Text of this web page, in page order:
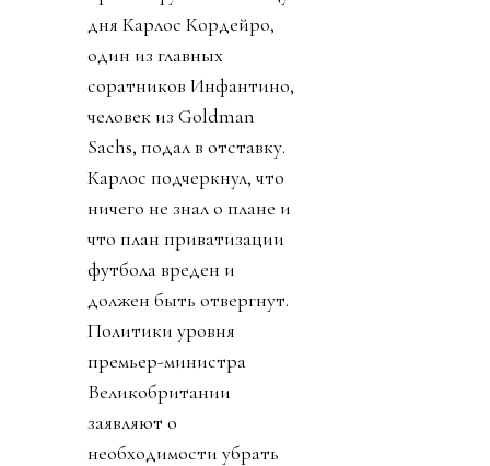
дня Карлос Кордейро,
один из главных
соратников Инфантино,
человек из Goldman
Sachs, подал в отставку.
Карлос подчеркнул, что
ничего не знал о плане и
что план приватизации
футбола вреден и
должен быть отвергнут.
Политики уровня
премьер-министра
Великобритании
заявляют о
необходимости убрать